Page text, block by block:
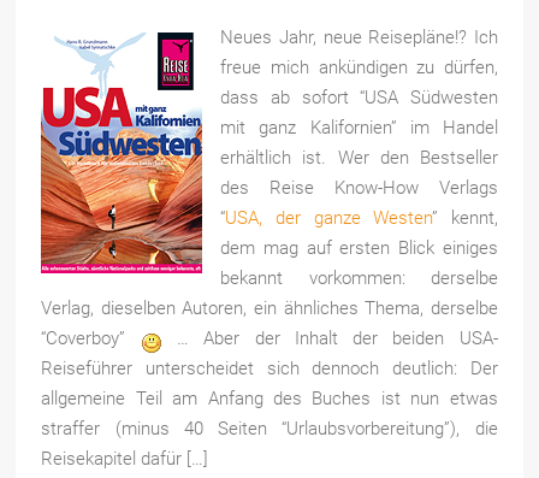
Neues Jahr, neue Reisepläne!? Ich
freue mich ankündigen zu dürfen,
dass ab sofort “USA Südwesten
mit ganz Kalifornien” im Handel
erhältlich ist. Wer den Bestseller
des Reise Know-How Verlags
“USA, der ganze Westen” kennt,
dem mag auf ersten Blick einiges
bekannt vorkommen: derselbe
Verlag, dieselben Autoren, ein ähnliches Thema, derselbe
“Coverboy”
… Aber der Inhalt der beiden USA-
Reiseführer unterscheidet sich dennoch deutlich: Der
allgemeine Teil am Anfang des Buches ist nun etwas
straffer (minus 40 Seiten “Urlaubsvorbereitung”), die
Reisekapitel dafür […]